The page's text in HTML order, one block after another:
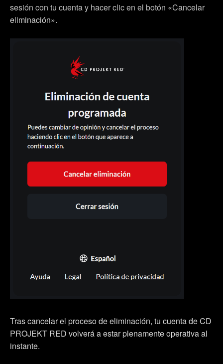
interesante, en ocasiones podríamos compartir partes de
nuestras cookies con nuestro socios. Eso sí, todas estas
cookies opcionales requieren tu autorización.
Encontrarás todos los detalles sobre nuestro uso de las
cookies y podrás modificar tus preferencias al respecto
sesión con tu cuenta y hacer clic en el botón «Cancelar
eliminación».
Tras cancelar el proceso de eliminación, tu cuenta de CD
PROJEKT RED volverá a estar plenamente operativa al
instante.